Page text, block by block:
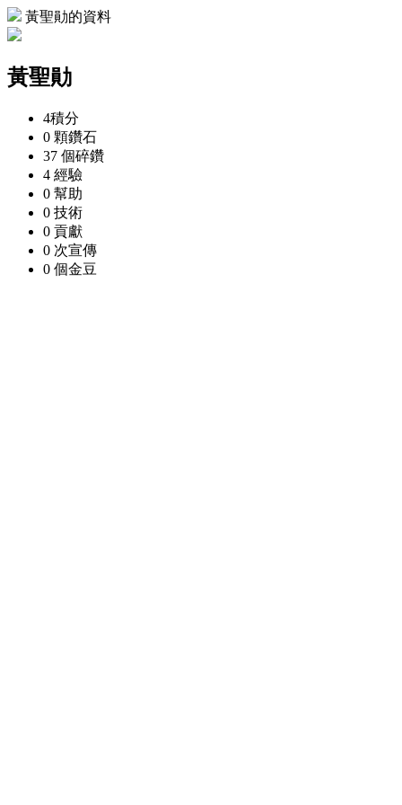
黃聖勛的資料
黃聖勛
4積分
0 顆鑽石
37 個碎鑽
4 經驗
0 幫助
0 技術
0 貢獻
0 次宣傳
0 個金豆